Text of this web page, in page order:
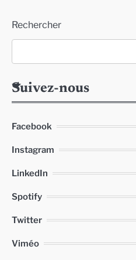
Rechercher
Suivez-nous
Facebook
Instagram
LinkedIn
Spotify
Twitter
Viméo